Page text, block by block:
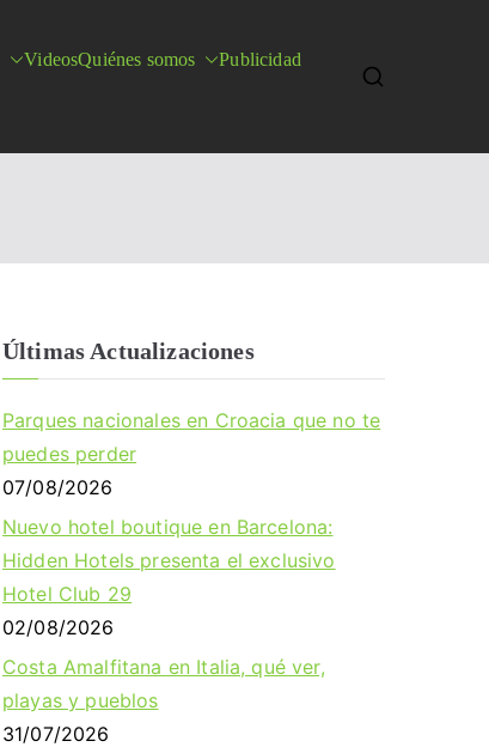
VideosQuiénes somos
Publicidad
Últimas Actualizaciones
Parques nacionales en Croacia que no te
puedes perder
07/08/2026
Nuevo hotel boutique en Barcelona:
Hidden Hotels presenta el exclusivo
Hotel Club 29
02/08/2026
Costa Amalfitana en Italia, qué ver,
playas y pueblos
31/07/2026